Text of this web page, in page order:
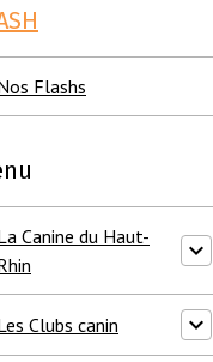
Flashs
Canine du Haut-
Clubs canin